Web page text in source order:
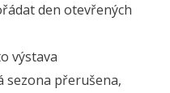
den otevřených
výstava
sezona přerušena,